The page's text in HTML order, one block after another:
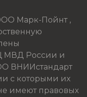
Марк-Пойнт ,
МВД России и
ВНИИстандарт
с которыми их
имеют правовых